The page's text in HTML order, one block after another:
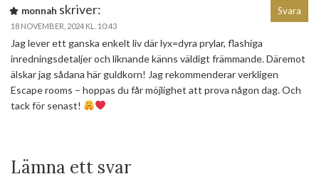
monnah skriver:
18 NOVEMBER, 2024 KL. 10:43
Jag lever ett ganska enkelt liv där lyx=dyra prylar, flashiga
inredningsdetaljer och liknande känns väldigt främmande. Däremot
älskar jag sådana här guldkorn! Jag rekommenderar verkligen
Escape rooms – hoppas du får möjlighet att prova någon dag. Och
tack för senast!
Svara
Lämna ett svar